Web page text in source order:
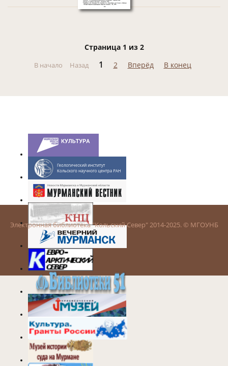
Страница 1 из 2
В начало Назад 1 2 Вперёд В конец
Электронная библиотека "Кольский Север" 2014-2025. © МГОУНБ